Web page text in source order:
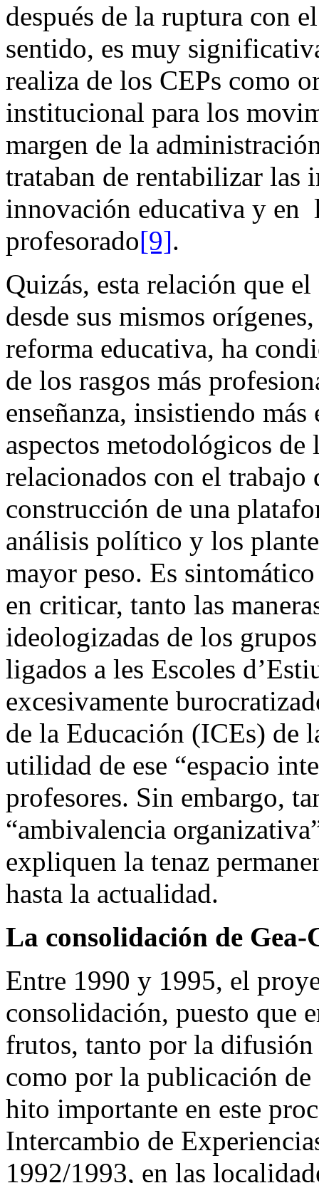
después de la ruptura con
sentido, es muy
realiza de los CEPs como
institucional para los
margen de la
trataban de rentabilizar las
innovación educativa y en
profesorado[9].
Quizás, esta relación que
desde sus mismos
reforma educativa, ha
de los rasgos más
enseñanza, insistiendo
aspectos metodológicos
relacionados con el trabajo
construcción de una
análisis político y los
mayor peso. Es
en criticar, tanto las
ideologizadas de los
ligados a les Escoles
excesivamente
de la Educación (ICEs) de
utilidad de ese “espacio
profesores. Sin embargo,
“ambivalencia
expliquen la tenaz
hasta la actualidad.
La consolidación de
Entre 1990 y 1995, el
consolidación, puesto que
frutos, tanto por la difusión
como por la publicación
hito importante en este
Intercambio de
1992/1993, en las